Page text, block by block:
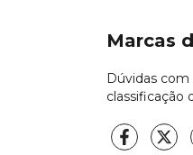
Marcas
Dúvidas
classificação